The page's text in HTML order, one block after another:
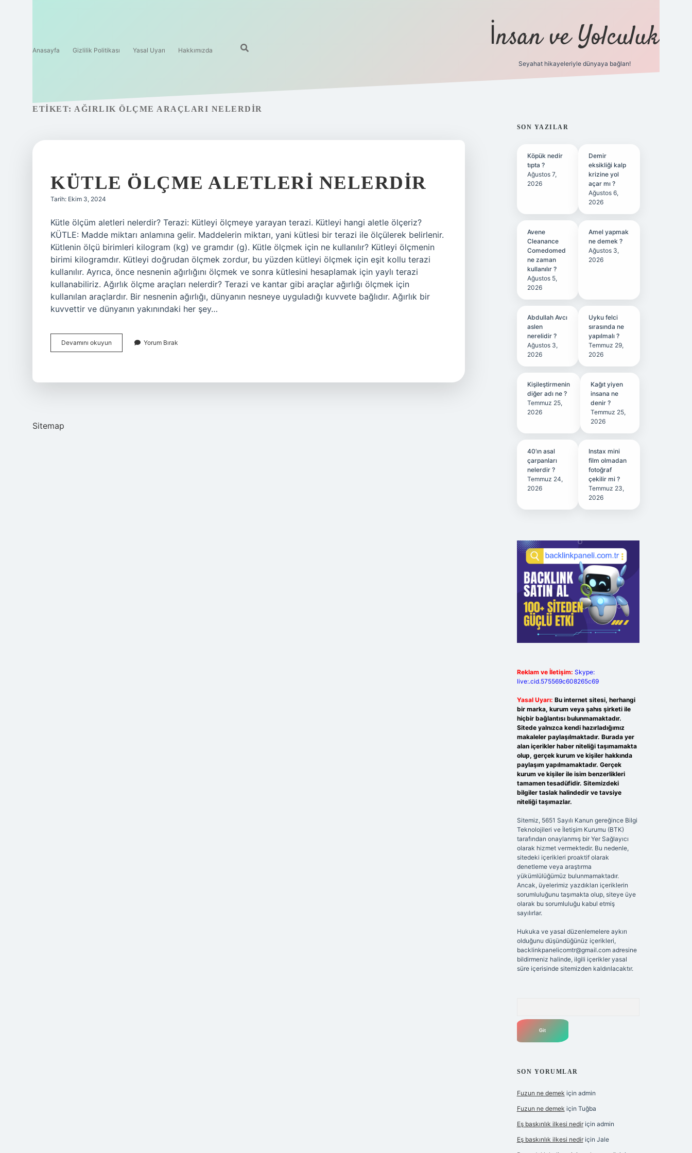
Anasayfa Gizlilik Politikası Yasal Uyarı Hakkımızda İnsan ve Yolculuk
Seyahat hikayeleriyle dünyaya bağlan!
ETIKET: AĞIRLIK ÖLÇME ARAÇLARI NELERDIR
KÜTLE ÖLÇME ALETLERI NELERDIR
Tarih: Ekim 3, 2024
Kütle ölçüm aletleri nelerdir? Terazi: Kütleyi ölçmeye yarayan terazi. Kütleyi hangi aletle ölçeriz?
KÜTLE: Madde miktarı anlamına gelir. Maddelerin miktarı, yani kütlesi bir terazi ile ölçülerek belirlenir.
Kütlenin ölçü birimleri kilogram (kg) ve gramdır (g). Kütle ölçmek için ne kullanılır? Kütleyi ölçmenin
birimi kilogramdır. Kütleyi doğrudan ölçmek zordur, bu yüzden kütleyi ölçmek için eşit kollu terazi
kullanılır. Ayrıca, önce nesnenin ağırlığını ölçmek ve sonra kütlesini hesaplamak için yaylı terazi
kullanabiliriz. Ağırlık ölçme araçları nelerdir? Terazi ve kantar gibi araçlar ağırlığı ölçmek için
kullanılan araçlardır. Bir nesnenin ağırlığı, dünyanın nesneye uyguladığı kuvvete bağlıdır. Ağırlık bir
kuvvettir ve dünyanın yakınındaki her şey…
Devamını okuyun
Ölçme
Yorum Bırak
Sitemap
SIDEBAR
SON YAZILAR
Köpük nedir
tıpta ?
Ağustos 7,
2026
Demir
eksikliği kalp
krizine yol
açar mı ?
Ağustos 6,
2026
Avene
Cleanance
Comedomed
ne zaman
kullanılır ?
Ağustos 5,
2026
Amel yapmak
ne demek ?
Ağustos 3,
2026
Abdullah Avcı
aslen
nerelidir ?
Ağustos 3,
2026
Uyku felci
sırasında ne
yapılmalı ?
Temmuz 29,
2026
Kişileştirmenin
diğer adı ne ?
Temmuz 25,
2026
Kağıt yiyen
insana ne
denir ?
Temmuz 25,
2026
40’ın asal
çarpanları
nelerdir ?
Temmuz 24,
2026
Instax mini
film olmadan
fotoğraf
çekilir mi ?
Temmuz 23,
2026
Reklam ve İletişim: Skype:
live:.cid.575569c608265c69
Yasal Uyarı: Bu internet sitesi, herhangi
bir marka, kurum veya şahıs şirketi ile
hiçbir bağlantısı bulunmamaktadır.
Sitede yalnızca kendi hazırladığımız
makaleler paylaşılmaktadır. Burada yer
alan içerikler haber niteliği taşımamakta
olup, gerçek kurum ve kişiler hakkında
paylaşım yapılmamaktadır. Gerçek
kurum ve kişiler ile isim benzerlikleri
tamamen tesadüfidir. Sitemizdeki
bilgiler taslak halindedir ve tavsiye
niteliği taşımazlar.
Sitemiz, 5651 Sayılı Kanun gereğince Bilgi
Teknolojileri ve İletişim Kurumu (BTK)
tarafından onaylanmış bir Yer Sağlayıcı
olarak hizmet vermektedir. Bu nedenle,
sitedeki içerikleri proaktif olarak
denetleme veya araştırma
yükümlülüğümüz bulunmamaktadır.
Ancak, üyelerimiz yazdıkları içeriklerin
sorumluluğunu taşımakta olup, siteye üye
olarak bu sorumluluğu kabul etmiş
sayılırlar.
Hukuka ve yasal düzenlemelere aykırı
olduğunu düşündüğünüz içerikleri,
backlinkpanelicomtr@gmail.comadresine
bildirmeniz halinde, ilgili içerikler yasal
süre içerisinde sitemizden kaldırılacaktır.
SON YORUMLAR
Fuzun ne demek için admin
Fuzun ne demek için Tuğba
Eş baskınlık ilkesi nediriçin admin
Eş baskınlık ilkesi nediriçin Jale